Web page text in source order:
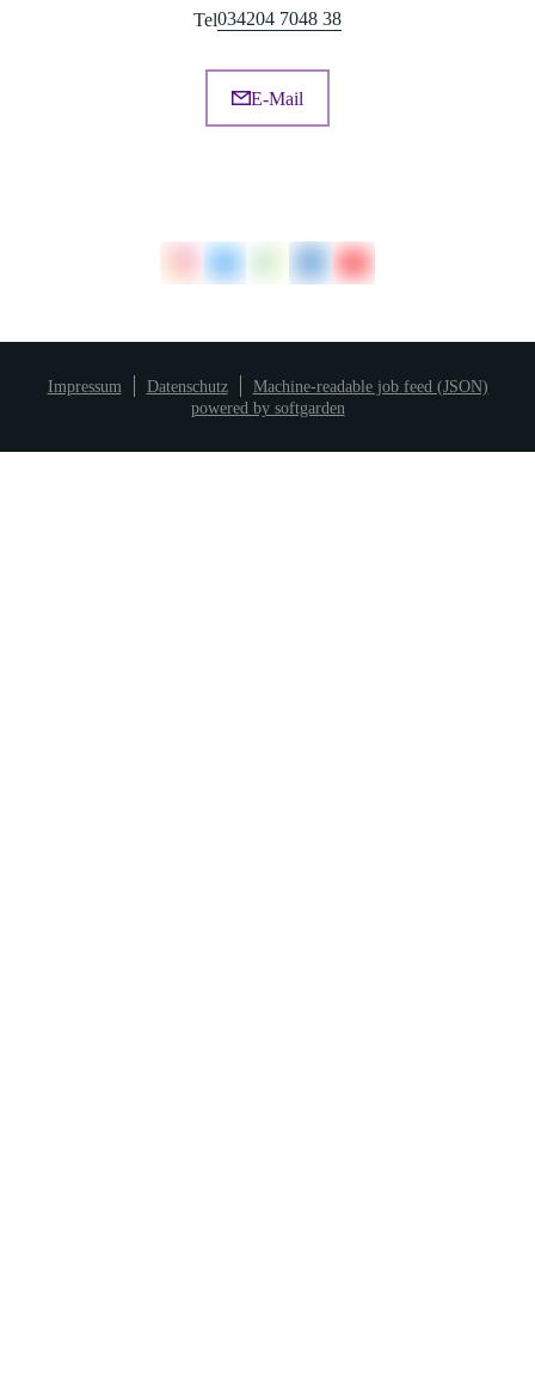
Tel034204 7048 38
E-Mail
Impressum Datenschutz
Machine-readable job feed (JSON)
powered by softgarden